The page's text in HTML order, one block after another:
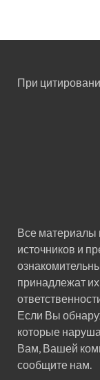
При
Все материалы
источников и
принадлежат
Если Вы
которые
Вам, Вашей
сообщите нам.